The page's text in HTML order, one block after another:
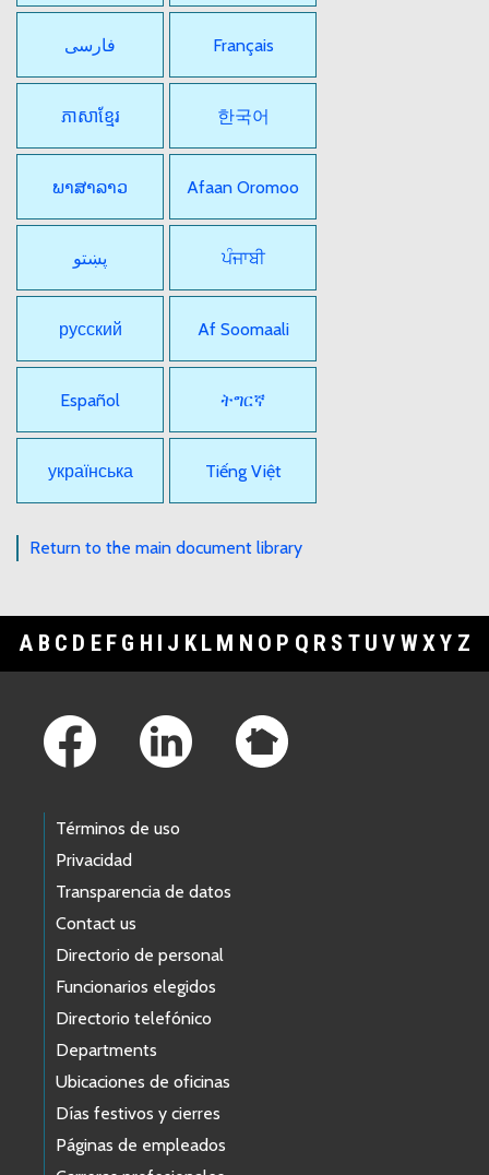
فارسی Français
ភាសាខ្មែរ 한국어
ພາສາລາວ Afaan Oromoo
پښتو ਪੰਜਾਬੀ
русский Af Soomaali
Español ትግርኛ
українська Tiếng Việt
Return to the main document library
A B C D E F G H I J K L M N O P Q R S T U V WXY Z
Términos de uso
Privacidad
Transparencia de datos
Contact us
Directorio de personal
Funcionarios elegidos
Directorio telefónico
Departments
Ubicaciones de oficinas
Días festivos y cierres
Páginas de empleados